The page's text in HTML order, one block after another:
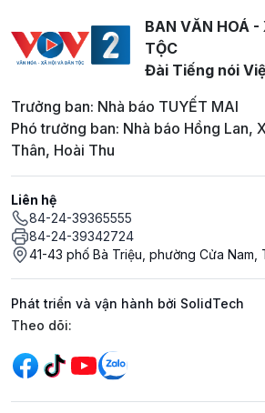
BAN VĂN HOÁ -
TỘC
Đài Tiếng nói
Trưởng ban: Nhà báo TUYẾT MAI
Phó trưởng ban: Nhà báo Hồng Lan,
Thân, Hoài Thu
Liên hệ
84-24-39365555
84-24-39342724
41-43 phố Bà Triệu, phường Cửa Nam,
Phát triển và vận hành bởi SolidTech
Mạng xã hội
Theo dõi: